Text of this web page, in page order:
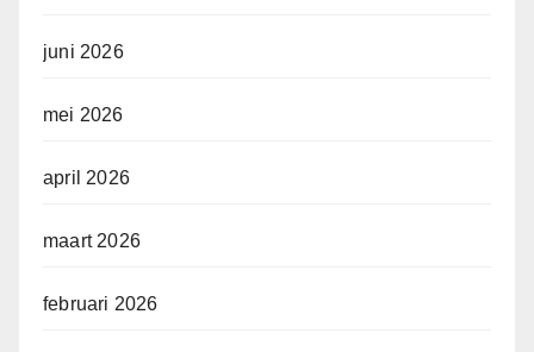
juni 2026
mei 2026
april 2026
maart 2026
februari 2026